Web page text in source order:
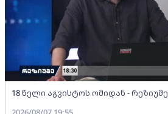
18 წელი აგვისტოს ომიდან - რეზიუმე